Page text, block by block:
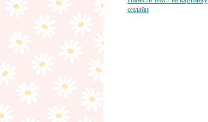
онлайн